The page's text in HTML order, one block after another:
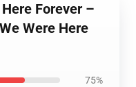
Forever –
Were Here
75%